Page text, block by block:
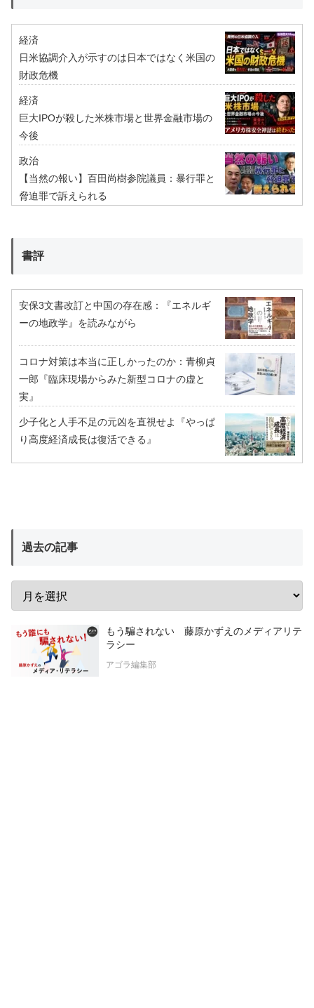
経済
日米協調介入が示すのは日本ではなく米国の
財政危機
経済
巨大IPOが殺した米株市場と世界金融市場の
今後
政治
【当然の報い】百田尚樹参院議員：暴行罪と
脅迫罪で訴えられる
書評
安保3文書改訂と中国の存在感：『エネルギ
ーの地政学』を読みながら
コロナ対策は本当に正しかったのか：青柳貞
一郎『臨床現場からみた新型コロナの虚と
実』
少子化と人手不足の元凶を直視せよ『やっぱ
り高度経済成長は復活できる』
過去の記事
もう騙されない 藤原かずえのメディアリテ
ラシー
アゴラ編集部